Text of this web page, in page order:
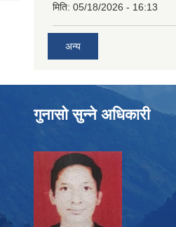
मिति: 05/18/2026 - 16:13
अन्य
गुनासो सुन्ने अधिकारी